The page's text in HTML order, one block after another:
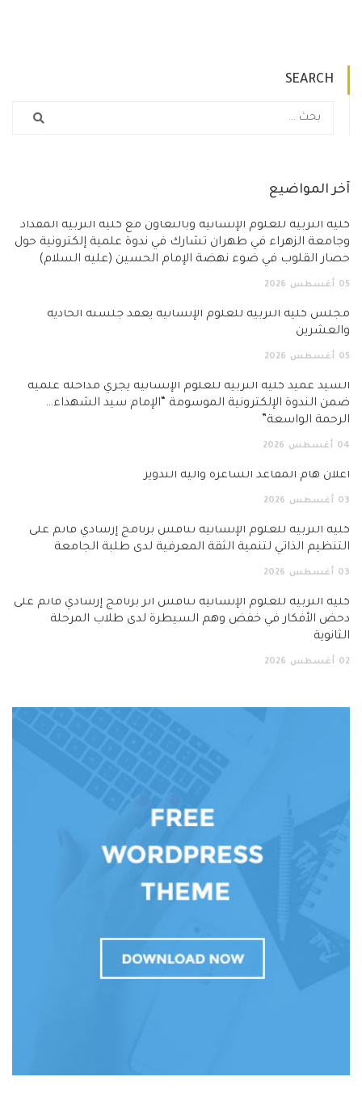
SEARCH
آخر المواضيع
كلية التربية للعلوم الإنسانية وبالتعاون مع كلية التربية المقداد
وجامعة الزهراء في طهران تشارك في ندوة علمية إلكترونية حول
حصار القلوب في ضوء نهضة الإمام الحسين (عليه السلام)
05 أغسطس 2026
مجلس كلية التربية للعلوم الإنسانية يعقد جلسته الحادية
والعشرين
05 أغسطس 2026
السيد عميد كلية التربية للعلوم الإنسانية يجري مداخلة علمية
ضمن الندوة الإلكترونية الموسومة “الإمام سيد الشهداء…
الرحمة الواسعة”
04 أغسطس 2026
اعلان هام المقاعد الشاغرة وآلية التدوير
03 أغسطس 2026
كلية التربية للعلوم الإنسانية تناقش برنامج إرشادي قائم على
التنظيم الذاتي لتنمية الثقة المعرفية لدى طلبة الجامعة
03 أغسطس 2026
كلية التربية للعلوم الإنسانية تناقش أثر برنامج إرشادي قائم على
دحض الأفكار في خفض وهم السيطرة لدى طلاب المرحلة
الثانوية
02 أغسطس 2026